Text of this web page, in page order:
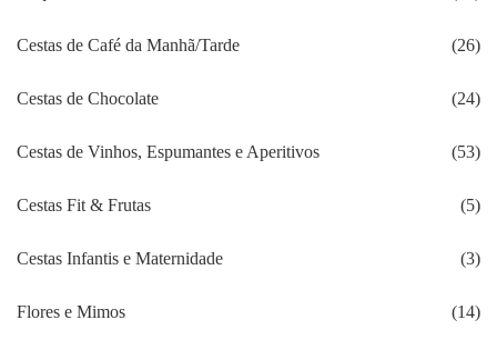
Cestas de Café da Manhã/Tarde (26)
Cestas de Chocolate (24)
Cestas de Vinhos, Espumantes e Aperitivos (53)
Cestas Fit & Frutas (5)
Cestas Infantis e Maternidade (3)
Flores e Mimos (14)